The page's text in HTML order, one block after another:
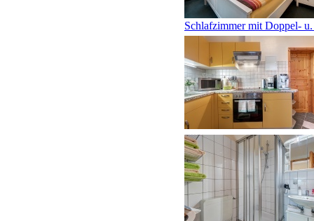
Schlafzimmer mit Doppel-